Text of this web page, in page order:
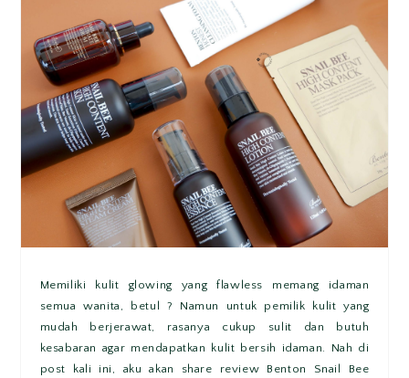
Memiliki kulit glowing yang flawless memang idaman
semua wanita, betul ? Namun untuk pemilik kulit yang
mudah berjerawat, rasanya cukup sulit dan butuh
kesabaran agar mendapatkan kulit bersih idaman. Nah di
post kali ini, aku akan share review Benton Snail Bee